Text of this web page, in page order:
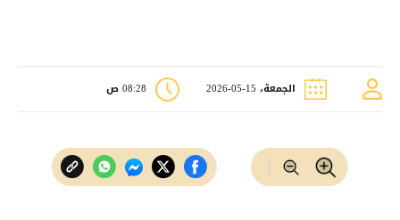
الجمعة، 15-05-2026 08:28 ص